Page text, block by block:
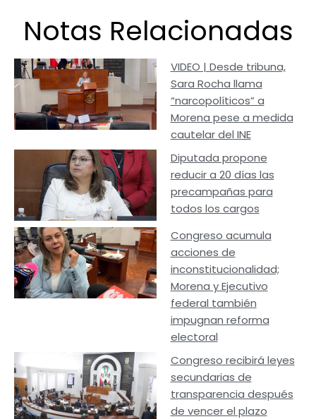
Notas Relacionadas
VIDEO | Desde tribuna,
Sara Rocha llama
“narcopolíticos” a
Morena pese a medida
cautelar del INE
Diputada propone
reducir a 20 días las
precampañas para
todos los cargos
Congreso acumula
acciones de
inconstitucionalidad;
Morena y Ejecutivo
federal también
impugnan reforma
electoral
Congreso recibirá leyes
secundarias de
transparencia después
de vencer el plazo